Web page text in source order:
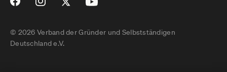
© 2026 Verband der Gründer und Selbstständigen
Deutschland e.V.